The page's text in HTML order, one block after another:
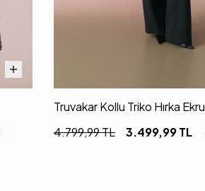
Truvakar Kollu Triko Hırka Ekru
4.799,99TL 3.499,99TL